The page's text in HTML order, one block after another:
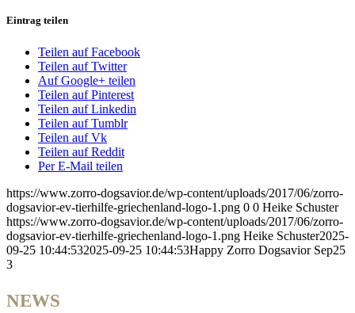
Eintrag teilen
Teilen auf Facebook
Teilen auf Twitter
Auf Google+ teilen
Teilen auf Pinterest
Teilen auf Linkedin
Teilen auf Tumblr
Teilen auf Vk
Teilen auf Reddit
Per E-Mail teilen
https://www.zorro-dogsavior.de/wp-content/uploads/2017/06/zorro-
dogsavior-ev-tierhilfe-griechenland-logo-1.png 0 0 Heike Schuster
https://www.zorro-dogsavior.de/wp-content/uploads/2017/06/zorro-
dogsavior-ev-tierhilfe-griechenland-logo-1.png Heike Schuster2025-
09-25 10:44:532025-09-25 10:44:53Happy Zorro Dogsavior Sep25
3
NEWS